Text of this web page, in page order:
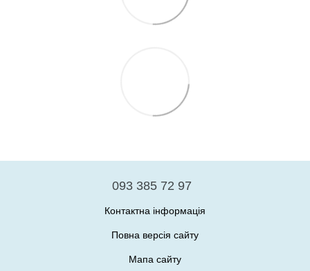
093 385 72 97
Контактна інформація
Повна версія сайту
Мапа сайту